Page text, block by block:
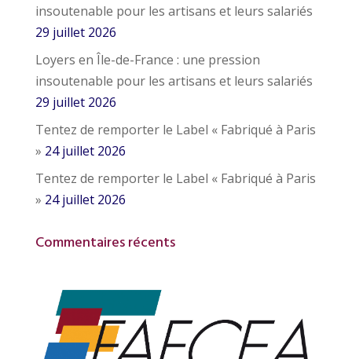
insoutenable pour les artisans et leurs salariés
29 juillet 2026
Loyers en Île-de-France : une pression
insoutenable pour les artisans et leurs salariés
29 juillet 2026
Tentez de remporter le Label « Fabriqué à Paris
» 24 juillet 2026
Tentez de remporter le Label « Fabriqué à Paris
» 24 juillet 2026
Commentaires récents